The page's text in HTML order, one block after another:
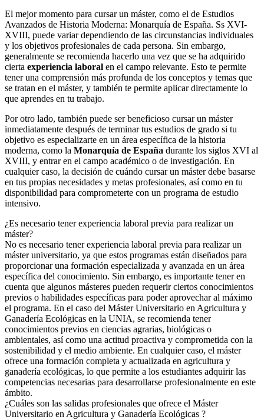
El mejor momento para cursar un máster, como el de Estudios
Avanzados de Historia Moderna: Monarquía de España. Ss XVI-
XVIII, puede variar dependiendo de las circunstancias individuales
y los objetivos profesionales de cada persona. Sin embargo,
generalmente se recomienda hacerlo una vez que se ha adquirido
cierta experiencia laboral en el campo relevante. Esto te permite
tener una comprensión más profunda de los conceptos y temas que
se tratan en el máster, y también te permite aplicar directamente lo
que aprendes en tu trabajo.
Por otro lado, también puede ser beneficioso cursar un máster
inmediatamente después de terminar tus estudios de grado si tu
objetivo es especializarte en un área específica de la historia
moderna, como la Monarquía de España durante los siglos XVI al
XVIII, y entrar en el campo académico o de investigación. En
cualquier caso, la decisión de cuándo cursar un máster debe basarse
en tus propias necesidades y metas profesionales, así como en tu
disponibilidad para comprometerte con un programa de estudio
intensivo.
¿Es necesario tener experiencia laboral previa para realizar un
máster?
No es necesario tener experiencia laboral previa para realizar un
máster universitario, ya que estos programas están diseñados para
proporcionar una formación especializada y avanzada en un área
específica del conocimiento. Sin embargo, es importante tener en
cuenta que algunos másteres pueden requerir ciertos conocimientos
previos o habilidades específicas para poder aprovechar al máximo
el programa. En el caso del Máster Universitario en Agricultura y
Ganadería Ecológicas en la UNIA, se recomienda tener
conocimientos previos en ciencias agrarias, biológicas o
ambientales, así como una actitud proactiva y comprometida con la
sostenibilidad y el medio ambiente. En cualquier caso, el máster
ofrece una formación completa y actualizada en agricultura y
ganadería ecológicas, lo que permite a los estudiantes adquirir las
competencias necesarias para desarrollarse profesionalmente en este
ámbito.
¿Cuáles son las salidas profesionales que ofrece el Máster
Universitario en Agricultura y Ganadería Ecológicas ?